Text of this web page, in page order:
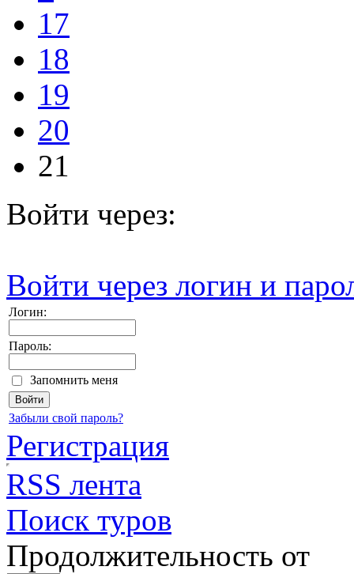
17
18
19
20
21
Войти через:
Войти через логин и
Логин:
Пароль:
Запомнить меня
Забыли свой пароль?
Регистрация
RSS лента
Поиск туров
Продолжительность от